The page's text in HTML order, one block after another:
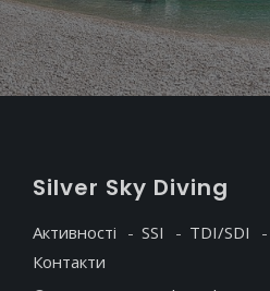
Silver Sky Diving
Активності SSI TDI/SDI
Контакти